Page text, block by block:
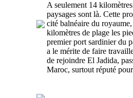
A seulement 14
paysages sont là. Cette
cité balnéaire du
kilomètres de plage les
premier port sardinier du
a le mérite de faire
de rejoindre El Jadida,
Maroc, surtout réputé